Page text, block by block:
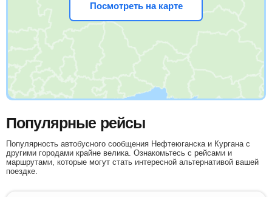
Посмотреть на карте
Популярные рейсы
Популярность автобусного сообщения Нефтеюганска и Кургана с
другими городами крайне велика. Ознакомьтесь с рейсами и
маршрутами, которые могут стать интересной альтернативой вашей
поездке.